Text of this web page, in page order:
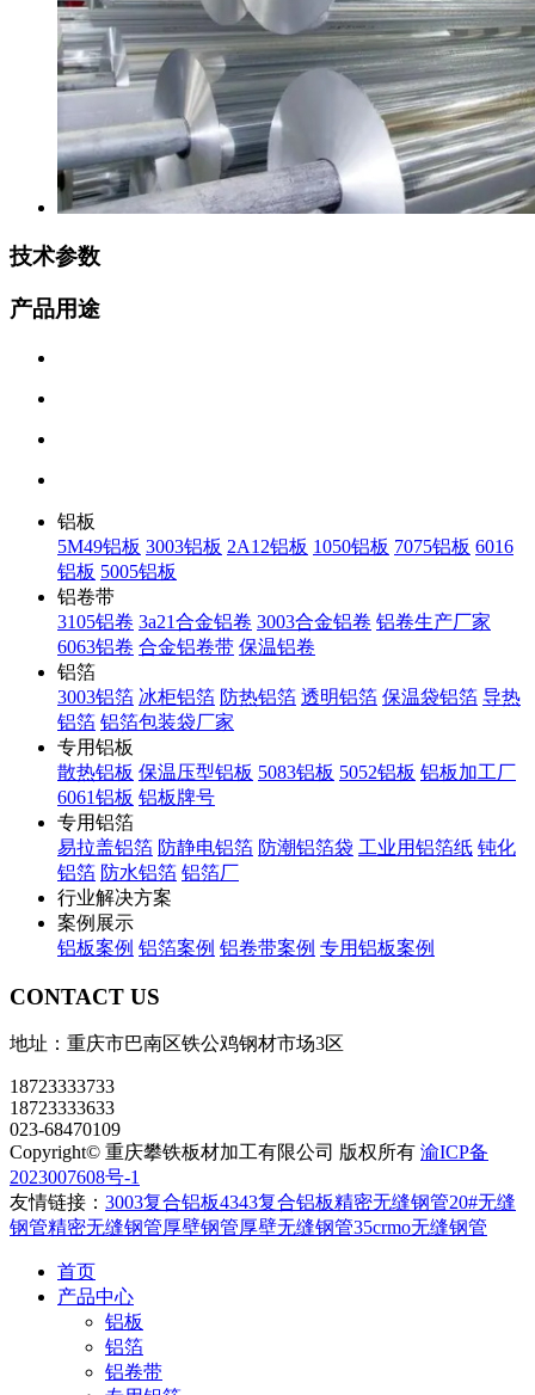
技术参数
产品用途
铝板
5M49铝板 3003铝板 2A12铝板 1050铝板 7075铝板 6016
铝板 5005铝板
铝卷带
3105铝卷 3a21合金铝卷 3003合金铝卷 铝卷生产厂家
6063铝卷 合金铝卷带 保温铝卷
铝箔
3003铝箔 冰柜铝箔 防热铝箔 透明铝箔 保温袋铝箔 导热
铝箔 铝箔包装袋厂家
专用铝板
散热铝板 保温压型铝板 5083铝板 5052铝板 铝板加工厂
6061铝板 铝板牌号
专用铝箔
易拉盖铝箔 防静电铝箔 防潮铝箔袋 工业用铝箔纸 钝化
铝箔 防水铝箔 铝箔厂
行业解决方案
案例展示
铝板案例 铝箔案例 铝卷带案例 专用铝板案例
CONTACT US
地址：重庆市巴南区铁公鸡钢材市场3区
18723333733
18723333633
023-68470109
Copyright© 重庆攀铁板材加工有限公司 版权所有 渝ICP备
2023007608号-1
友情链接： 3003复合铝板4343复合铝板精密无缝钢管20#无缝
钢管精密无缝钢管厚壁钢管厚壁无缝钢管35crmo无缝钢管
首页
产品中心
铝板
铝箔
铝卷带